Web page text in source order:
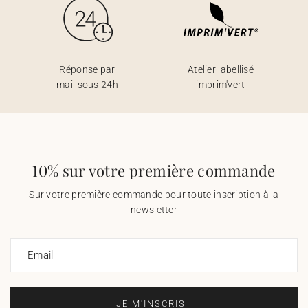
Réponse par
mail sous 24h
Atelier labellisé
imprim'vert
10% sur votre première commande
Sur votre première commande pour toute inscription à la
newsletter
Email
JE M'INSCRIS !